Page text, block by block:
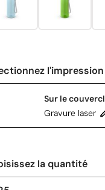
l'impression
Sur le
Gravure laser
la quantité